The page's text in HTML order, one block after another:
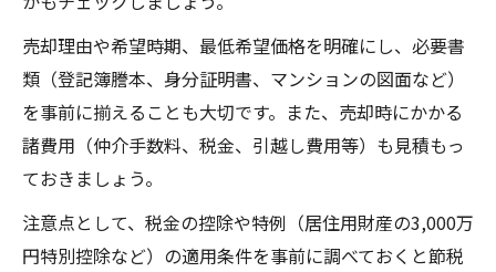
売却理由や希望時期、最低希望価格を明確にし、必要書
類（登記簿謄本、身分証明書、マンションの図面など）
を事前に揃えることも大切です。また、売却時にかかる
諸費用（仲介手数料、税金、引越し費用等）も見積もっ
ておきましょう。
注意点として、税金の控除や特例（居住用財産の3,000万
円特別控除など）の適用条件を事前に調べておくと節税